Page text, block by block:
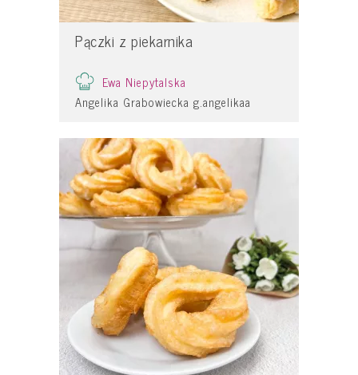
Pączki z piekarnika
Ewa Niepytalska
Angelika Grabowiecka g.angelikaa